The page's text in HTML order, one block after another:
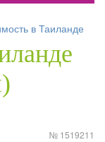
в Таиланде
№ 1519211